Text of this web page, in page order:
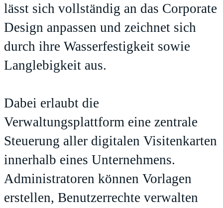
lässt sich vollständig an das Corporate
Design anpassen und zeichnet sich
durch ihre Wasserfestigkeit sowie
Langlebigkeit aus.
Dabei erlaubt die
Verwaltungsplattform eine zentrale
Steuerung aller digitalen Visitenkarten
innerhalb eines Unternehmens.
Administratoren können Vorlagen
erstellen, Benutzerrechte verwalten